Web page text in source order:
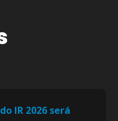
IR 2026 será